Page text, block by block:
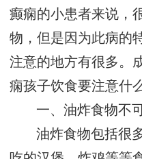
癫痫的小患者来说，
物，但是因为此病的
注意的地方有很多。
痫孩子饮食要注意什
一、油炸食物不
油炸食物包括很